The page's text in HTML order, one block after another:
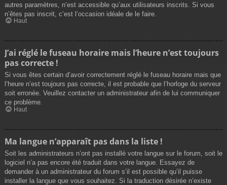
autres paramètres, n’est accessible qu’aux utilisateurs inscrits. Si vous
n’êtes pas inscrit, c’est l’occasion idéale de le faire.
Haut
J’ai réglé le fuseau horaire mais l’heure n’est toujours
pas correcte !
Si vous êtes certain d’avoir correctement réglé le fuseau horaire mais que
l’heure n’est toujours pas correcte, il est probable que l’horloge du serveur
soit erronée. Veuillez contacter un administrateur afin de lui communiquer
ce problème.
Haut
Ma langue n’apparaît pas dans la liste !
Soit les administrateurs n’ont pas installé votre langue sur le forum, soit le
logiciel n’a pas encore été traduit dans votre langue. Essayez de
demander à un administrateur du forum s’il est possible qu’il puisse
installer la langue que vous souhaitez. Si la traduction désirée n’existe